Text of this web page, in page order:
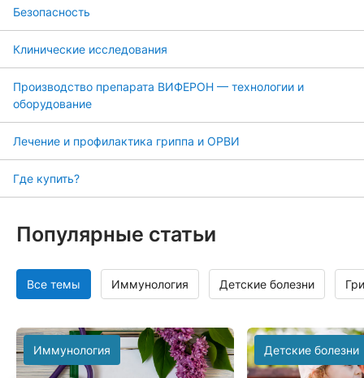
Безопасность
Клинические исследования
Производство препарата ВИФЕРОН — технологии и
оборудование
Лечение и профилактика гриппа и ОРВИ
Где купить?
Популярные статьи
Все темы Иммунология Детские болезни
Иммунология Детские болезни